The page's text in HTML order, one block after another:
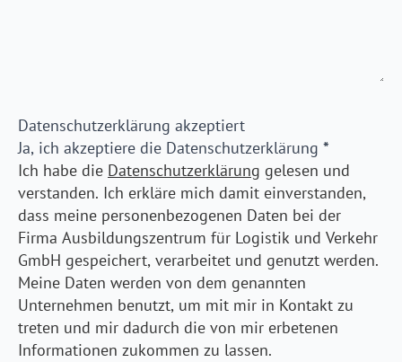
Datenschutzerklärung akzeptiert
Ja, ich akzeptiere die Datenschutzerklärung *
Ich habe die Datenschutzerklärung gelesen und
verstanden. Ich erkläre mich damit einverstanden,
dass meine personenbezogenen Daten bei der
Firma Ausbildungszentrum für Logistik und Verkehr
GmbH gespeichert, verarbeitet und genutzt werden.
Meine Daten werden von dem genannten
Unternehmen benutzt, um mit mir in Kontakt zu
treten und mir dadurch die von mir erbetenen
Informationen zukommen zu lassen.